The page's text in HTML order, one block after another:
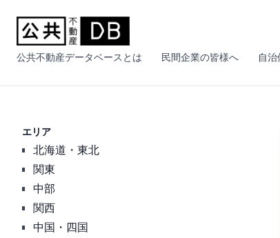
公共不動産データベースとは 民間企業の皆様へ 自
エリア
北海道・東北
関東
中部
関西
中国・四国